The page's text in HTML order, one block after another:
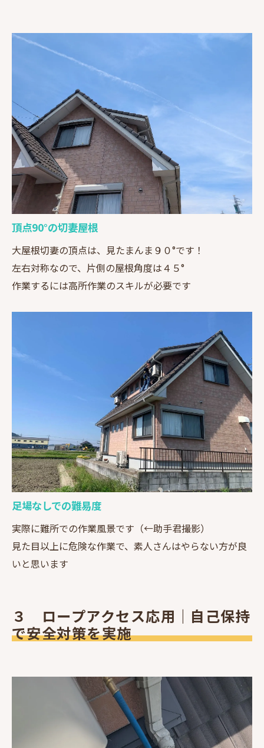
頂点90°の切妻屋根
大屋根切妻の頂点は、見たまんま９０°です！
左右対称なので、片側の屋根角度は４５°
作業するには高所作業のスキルが必要です
足場なしでの難易度
実際に難所での作業風景です（←助手君撮影）
見た目以上に危険な作業で、素人さんはやらない方が良
いと思います
３ ロープアクセス応用｜自己保持
で安全対策を実施